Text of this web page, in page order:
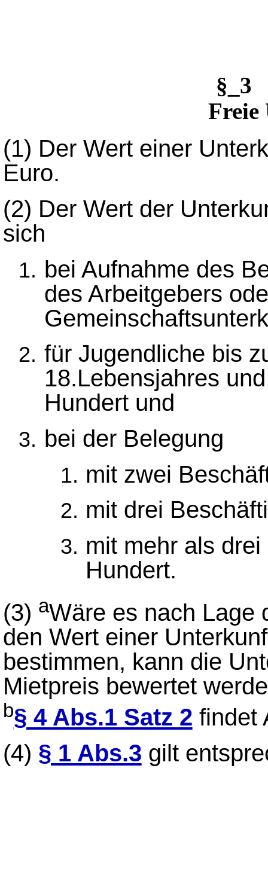
§_3
(1) Der Wert einer
Euro.
(2) Der Wert der
sich
bei Aufnahme des
des Arbeitgebers
für Jugendliche bis
18.Lebensjahres
Hundert und
bei der Belegung
mit zwei
mit drei
mit mehr als
Hundert.
(3) aWäre es nach Lage
den Wert einer
bestimmen, kann die
Mietpreis bewertet
b§ 4 Abs.1 Satz 2 findet
(4) § 1 Abs.3 gilt